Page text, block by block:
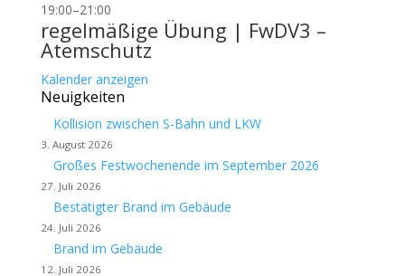
19:00–21:00
regelmäßige Übung | FwDV3 –
Atemschutz
Kalender anzeigen
Neuigkeiten
Kollision zwischen S-Bahn und LKW
3. August 2026
Großes Festwochenende im September 2026
27. Juli 2026
Bestätigter Brand im Gebäude
24. Juli 2026
Brand im Gebäude
12. Juli 2026